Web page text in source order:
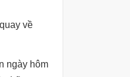
về
ngày hôm